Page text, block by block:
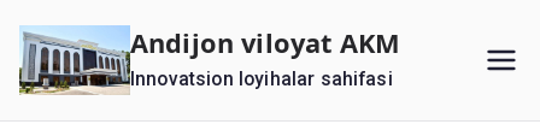
содержимому
Andijon viloyat AKM
Innovatsion loyihalar sahifasi